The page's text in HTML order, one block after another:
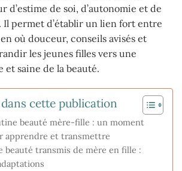
d’estime de soi, d’autonomie et de
permet d’établir un lien fort entre
où douceur, conseils avisés et
les jeunes filles vers une
saine de la beauté.
cette publication
beauté mère-fille : un moment
apprendre et transmettre
beauté transmis de mère en fille :